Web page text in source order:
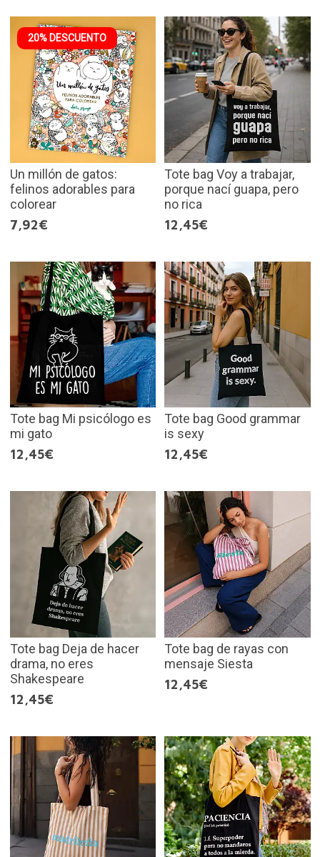
20% DESCUENTO
Un millón de gatos:
felinos adorables para
colorear
7,92€
Tote bag Voy a trabajar,
porque nací guapa, pero
no rica
12,45€
Tote bag Mi psicólogo es
mi gato
12,45€
Tote bag Good grammar
is sexy
12,45€
Tote bag Deja de hacer
drama, no eres
Shakespeare
12,45€
Tote bag de rayas con
mensaje Siesta
12,45€